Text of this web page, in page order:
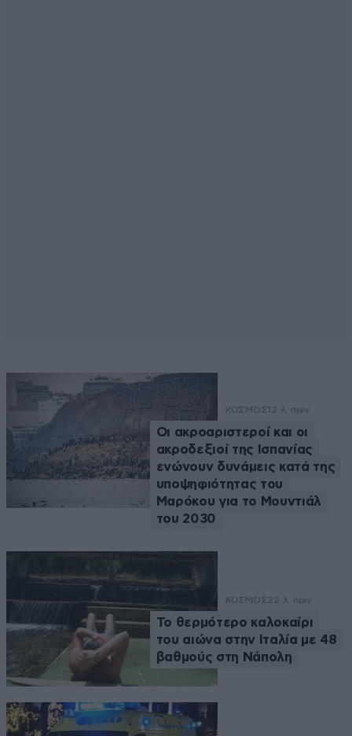
ΚΟΣΜΟΣ 12 λ. πριν
Οι ακροαριστεροί και οι
ακροδεξιοί της Ισπανίας
ενώνουν δυνάμεις κατά της
υποψηφιότητας του
Μαρόκου για το Μουντιάλ
του 2030
ΚΟΣΜΟΣ22 λ. πριν
Το θερμότερο καλοκαίρι
του αιώνα στην Ιταλία με 48
βαθμούς στη Νάπολη